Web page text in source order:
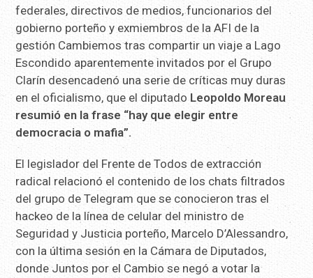
federales, directivos de medios, funcionarios del
gobierno porteño y exmiembros de la AFI de la
gestión Cambiemos tras compartir un viaje a Lago
Escondido aparentemente invitados por el Grupo
Clarín desencadenó una serie de críticas muy duras
en el oficialismo, que el diputado Leopoldo Moreau
resumió en la frase “hay que elegir entre
democracia o mafia”.
El legislador del Frente de Todos de extracción
radical relacionó el contenido de los chats filtrados
del grupo de Telegram que se conocieron tras el
hackeo de la línea de celular del ministro de
Seguridad y Justicia porteño, Marcelo D’Alessandro,
con la última sesión en la Cámara de Diputados,
donde Juntos por el Cambio se negó a votar la